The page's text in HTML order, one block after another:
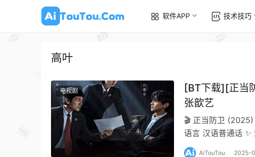
软件APP 技术技巧
高叶
电视剧
[BT下载][正当
张歆艺
🎬 正当防卫
语言 汉语普通话
张鲁一…
AiTouTou 2025-